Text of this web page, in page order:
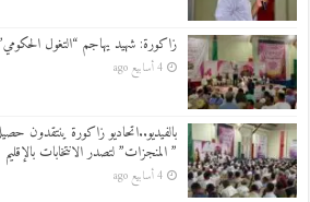
زاكورة: شهيد يهاجم “التغول
4 أسابيع ago
بالفيديو..اتحاديو زاكورة ينتقدون
” المنجزات” لتصدر الانتخابات بالإقليم
4 أسابيع ago